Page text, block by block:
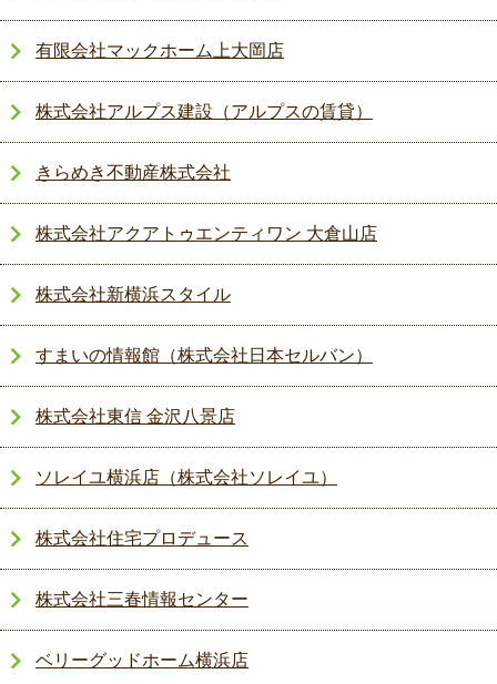
有限会社マックホーム上大岡店
株式会社アルプス建設（アルプスの賃貸）
きらめき不動産株式会社
株式会社アクアトゥエンティワン 大倉山店
株式会社新横浜スタイル
すまいの情報館（株式会社日本セルバン）
株式会社東信 金沢八景店
ソレイユ横浜店（株式会社ソレイユ）
株式会社住宅プロデュース
株式会社三春情報センター
ベリーグッドホーム横浜店